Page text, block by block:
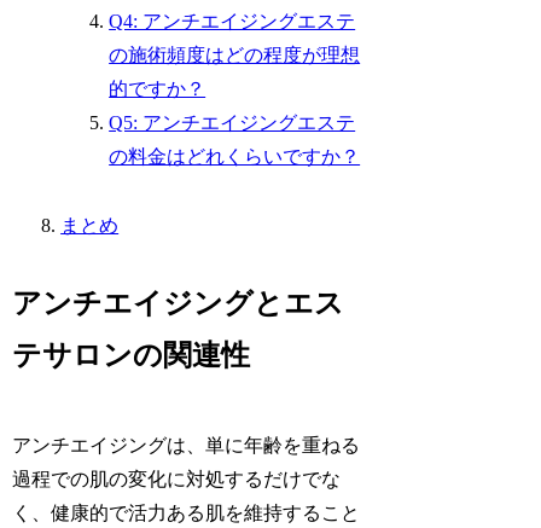
Q4: アンチエイジングエステ
の施術頻度はどの程度が理想
的ですか？
Q5: アンチエイジングエステ
の料金はどれくらいですか？
まとめ
アンチエイジングとエス
テサロンの関連性
アンチエイジングは、単に年齢を重ねる
過程での肌の変化に対処するだけでな
く、健康的で活力ある肌を維持すること